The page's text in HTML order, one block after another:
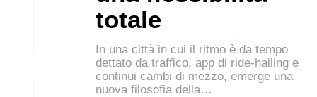
totale
In una città in cui il ritmo è da tempo
dettato da traffico, app di ride-hailing e
continui cambi di mezzo, emerge una
nuova filosofia della…